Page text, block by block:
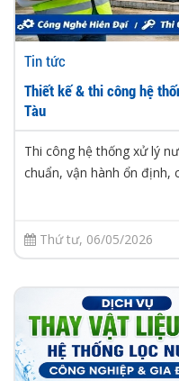
Tin tức
Thiết kế & thi công hệ
Tàu
Thi công hệ thống xử lý
chuẩn, vận hành ổn định,
Thứ tư, 06/05/2026